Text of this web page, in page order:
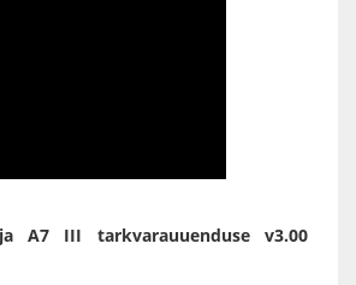
A7 III tarkvarauuenduse v3.00